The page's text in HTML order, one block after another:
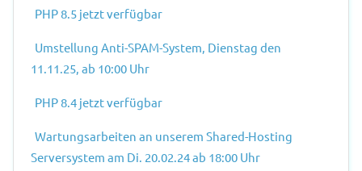
PHP 8.5 jetzt verfügbar
Umstellung Anti-SPAM-System, Dienstag den
11.11.25, ab 10:00 Uhr
PHP 8.4 jetzt verfügbar
Wartungsarbeiten an unserem Shared-Hosting
Serversystem am Di. 20.02.24 ab 18:00 Uhr